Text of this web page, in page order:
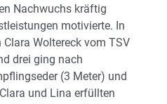
Nachwuchs kräftig
motivierte. In
Woltereck vom TSV
drei ging nach
(3 Meter) und
und Lina erfüllten